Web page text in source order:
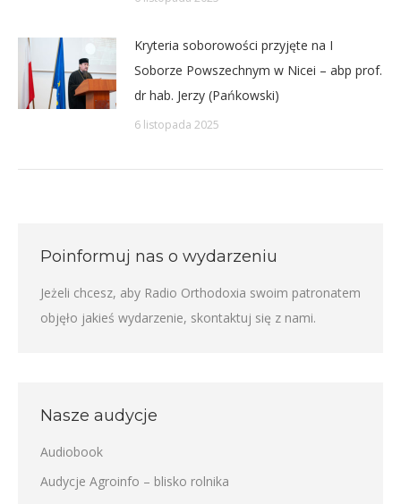
Kryteria soborowości przyjęte na I
Soborze Powszechnym w Nicei – abp prof.
dr hab. Jerzy (Pańkowski)
6 listopada 2025
Poinformuj nas o wydarzeniu
Jeżeli chcesz, aby Radio Orthodoxia swoim patronatem
objęło jakieś wydarzenie, skontaktuj się z nami.
Nasze audycje
Audiobook
Audycje Agroinfo – blisko rolnika